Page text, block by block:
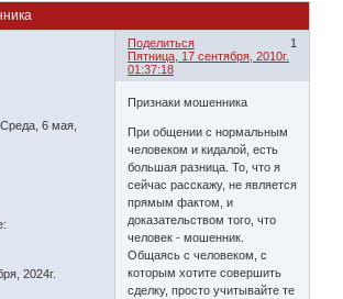
Поделиться
1
Пятница, 17 сентября, 2010г.
01:37:18
6 мая,
2024г.
Признаки мошенника
При общении с нормальным
человеком и кидалой, есть
большая разница. То, что я
сейчас расскажу, не является
прямым фактом, и
доказательством того, что
человек - мошенник.
Общаясь с человеком, с
которым хотите совершить
сделку, просто учитывайте те